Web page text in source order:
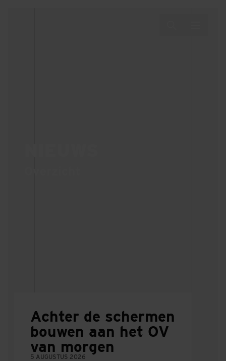
Achter de schermen
bouwen aan het OV
van morgen
5 AUGUSTUS 2026